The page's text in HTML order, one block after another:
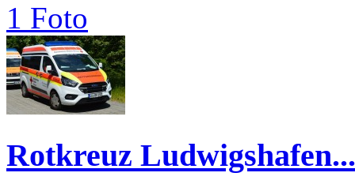
1 Foto
Rotkreuz Ludwigshafen...